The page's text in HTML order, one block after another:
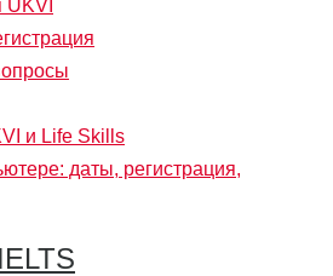
и Life Skills
даты, регистрация,